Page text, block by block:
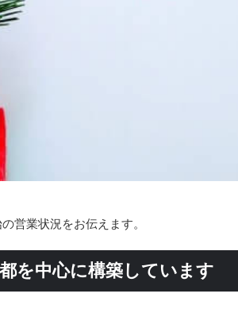
営業状況をお伝えます。
を中心に構築しています